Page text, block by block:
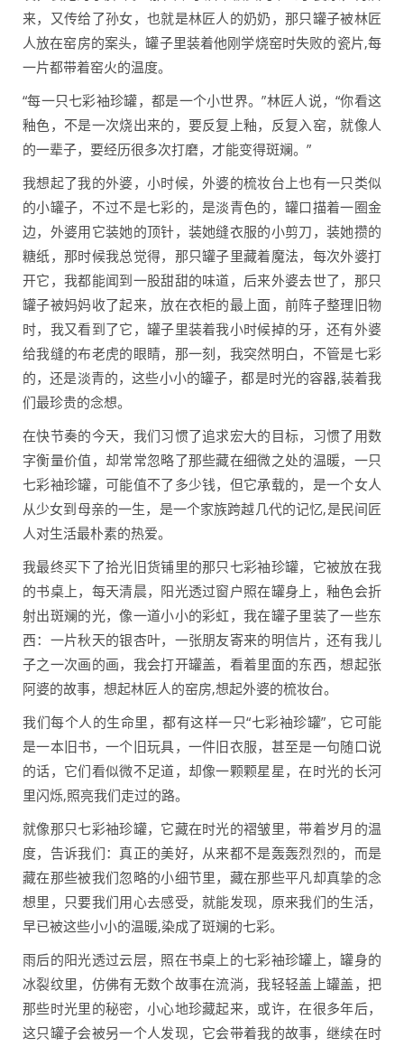
来，又传给了孙女，也就是林匠人的奶奶，那只罐子被林匠
人放在窑房的案头，罐子里装着他刚学烧窑时失败的瓷片,每
一片都带着窑火的温度。
“每一只七彩袖珍罐，都是一个小世界。”林匠人说，“你看这
釉色，不是一次烧出来的，要反复上釉，反复入窑，就像人
的一辈子，要经历很多次打磨，才能变得斑斓。”
我想起了我的外婆，小时候，外婆的梳妆台上也有一只类似
的小罐子，不过不是七彩的，是淡青色的，罐口描着一圈金
边，外婆用它装她的顶针，装她缝衣服的小剪刀，装她攒的
糖纸，那时候我总觉得，那只罐子里藏着魔法，每次外婆打
开它，我都能闻到一股甜甜的味道，后来外婆去世了，那只
罐子被妈妈收了起来，放在衣柜的最上面，前阵子整理旧物
时，我又看到了它，罐子里装着我小时候掉的牙，还有外婆
给我缝的布老虎的眼睛，那一刻，我突然明白，不管是七彩
的，还是淡青的，这些小小的罐子，都是时光的容器,装着我
们最珍贵的念想。
在快节奏的今天，我们习惯了追求宏大的目标，习惯了用数
字衡量价值，却常常忽略了那些藏在细微之处的温暖，一只
七彩袖珍罐，可能值不了多少钱，但它承载的，是一个女人
从少女到母亲的一生，是一个家族跨越几代的记忆,是民间匠
人对生活最朴素的热爱。
我最终买下了拾光旧货铺里的那只七彩袖珍罐，它被放在我
的书桌上，每天清晨，阳光透过窗户照在罐身上，釉色会折
射出斑斓的光，像一道小小的彩虹，我在罐子里装了一些东
西：一片秋天的银杏叶，一张朋友寄来的明信片，还有我儿
子之一次画的画，我会打开罐盖，看着里面的东西，想起张
阿婆的故事，想起林匠人的窑房,想起外婆的梳妆台。
我们每个人的生命里，都有这样一只“七彩袖珍罐”，它可能
是一本旧书，一个旧玩具，一件旧衣服，甚至是一句随口说
的话，它们看似微不足道，却像一颗颗星星，在时光的长河
里闪烁,照亮我们走过的路。
就像那只七彩袖珍罐，它藏在时光的褶皱里，带着岁月的温
度，告诉我们：真正的美好，从来都不是轰轰烈烈的，而是
藏在那些被我们忽略的小细节里，藏在那些平凡却真挚的念
想里，只要我们用心去感受，就能发现，原来我们的生活，
早已被这些小小的温暖,染成了斑斓的七彩。
雨后的阳光透过云层，照在书桌上的七彩袖珍罐上，罐身的
冰裂纹里，仿佛有无数个故事在流淌，我轻轻盖上罐盖，把
那些时光里的秘密，小心地珍藏起来，或许，在很多年后，
这只罐子会被另一个人发现，它会带着我的故事，继续在时